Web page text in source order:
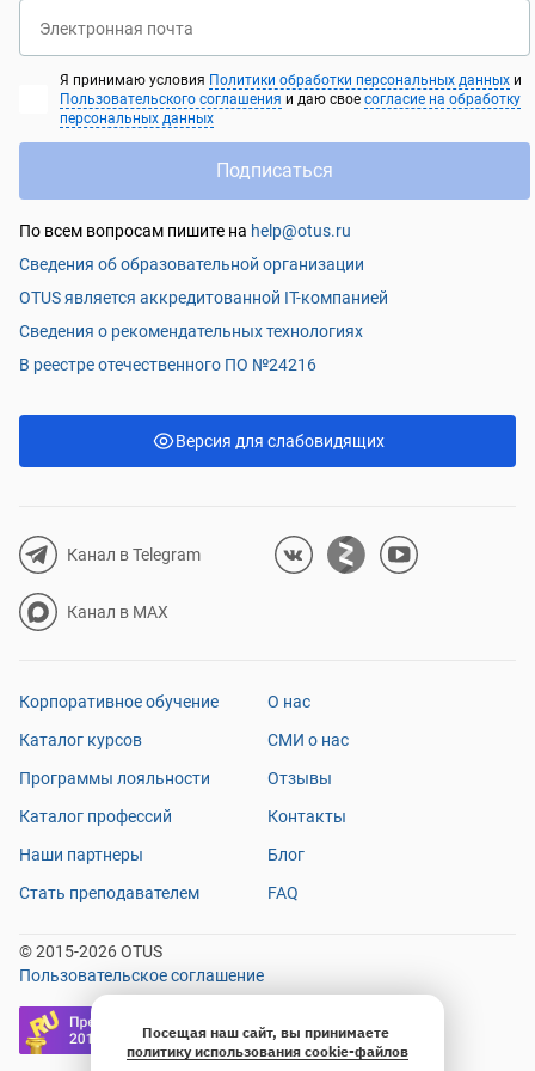
Канал в Telegram
Канал в MAX
Корпоративное обучение
Каталог курсов
Программы лояльности
Каталог профессий
Наши партнеры
Стать преподавателем
О нас
СМИ о нас
Отзывы
Контакты
Блог
FAQ
Электронная почта
Подписаться
Я принимаю условия Политики обработки персональных данных и
Пользовательского соглашения и даю свое согласие на обработку
персональных данных
По всем вопросам пишите на help@otus.ru
Сведения об образовательной организации
OTUS является аккредитованной IT-компанией
Сведения о рекомендательных технологиях
В реестре отечественного ПО №24216
Версия для слабовидящих
© 2015-2026 OTUS
Пользовательское соглашение
Посещая наш сайт, вы принимаете
политику использования cookie-файлов